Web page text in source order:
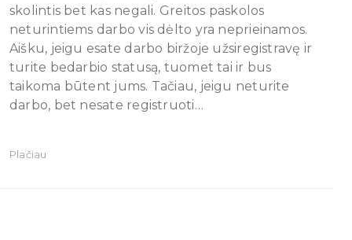
skolintis bet kas negali. Greitos paskolos
neturintiems darbo vis dėlto yra neprieinamos.
Aišku, jeigu esate darbo biržoje užsiregistravę ir
turite bedarbio statusą, tuomet tai ir bus
taikoma būtent jums. Tačiau, jeigu neturite
darbo, bet nesate registruoti…
Plačiau